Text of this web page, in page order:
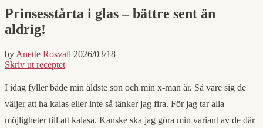
Prinsesstårta i glas – bättre sent än
aldrig!
by Anette Rosvall 2026/03/18
Skriv ut receptet
I idag fyller både min äldste son och min x-man år. Så vare sig de
väljer att ha kalas eller inte så tänker jag fira. För jag tar alla
möjligheter till att kalasa. Kanske ska jag göra min variant av de där